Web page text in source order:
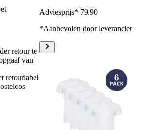
retour te
van
retourlabel
Adviesprijs* 79.90
*Aanbevolen door leverancier